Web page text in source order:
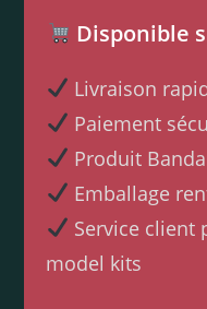
Disponible
Livraison
Paiement
Produit
Emballage
Service client
model kits